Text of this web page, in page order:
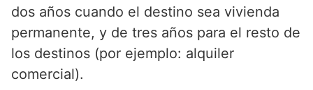
dos años cuando el destino sea vivienda
permanente, y de tres años para el resto de
los destinos (por ejemplo: alquiler
comercial).